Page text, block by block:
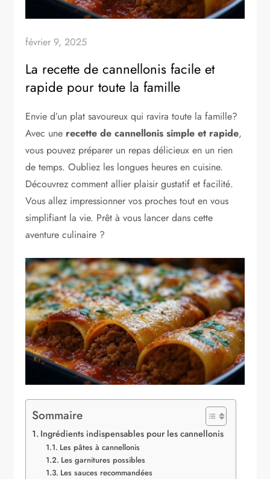
février 9, 2025
La recette de cannellonis facile et
rapide pour toute la famille
Envie d’un plat savoureux qui ravira toute la famille?
Avec une recette de cannellonis simple et rapide,
vous pouvez préparer un repas délicieux en un rien
de temps. Oubliez les longues heures en cuisine.
Découvrez comment allier plaisir gustatif et facilité.
Vous allez impressionner vos proches tout en vous
simplifiant la vie. Prêt à vous lancer dans cette
aventure culinaire ?
Sommaire
Ingrédients indispensables pour les cannellonis
Les pâtes à cannellonis
Les garnitures possibles
Les sauces recommandées